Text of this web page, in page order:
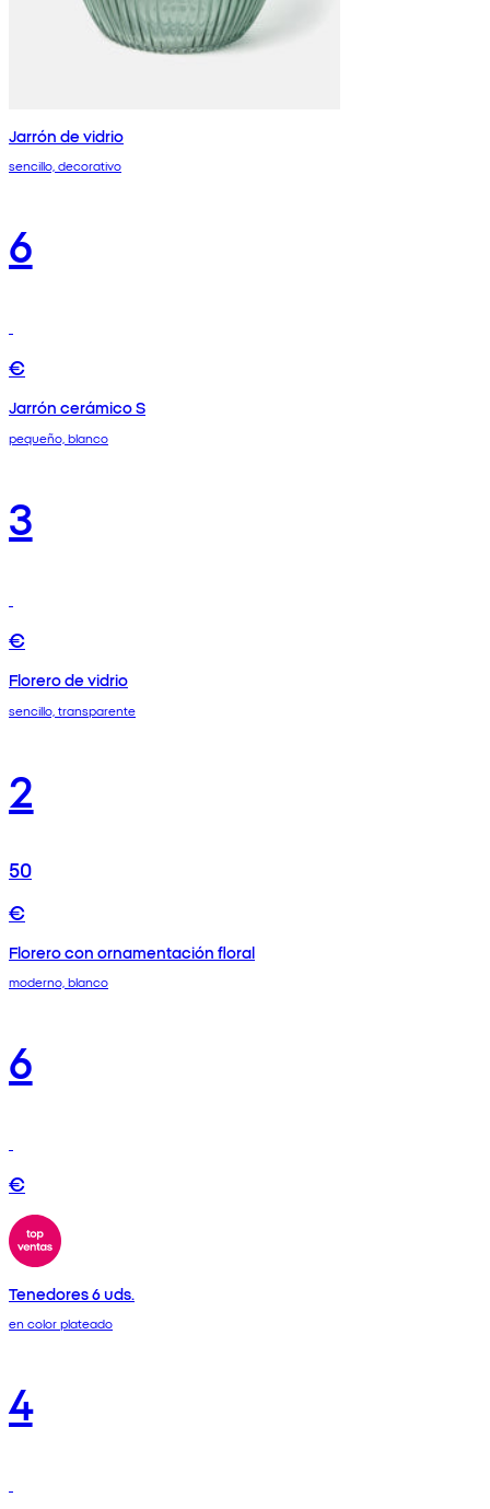
Jarrón de vidrio
sencillo, decorativo
6
€
Jarrón cerámico S
pequeño, blanco
3
€
Florero de vidrio
sencillo, transparente
2
50
€
Florero con ornamentación floral
moderno, blanco
6
€
Tenedores 6 uds.
en color plateado
4